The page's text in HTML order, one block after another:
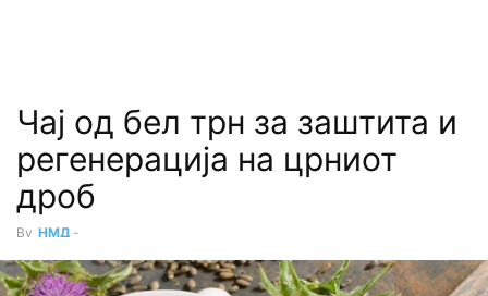
Чај од бел трн за заштита и
регенерација на црниот
дроб
By НМД -